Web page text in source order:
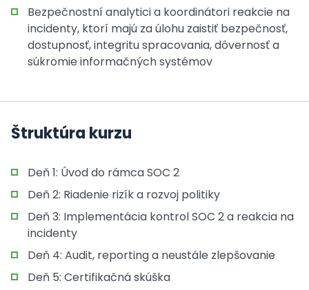
Bezpečnostní analytici a koordinátori reakcie na
incidenty, ktorí majú za úlohu zaistiť bezpečnosť,
dostupnosť, integritu spracovania, dôvernosť a
súkromie informačných systémov
Štruktúra kurzu
Deň 1: Úvod do rámca SOC 2
Deň 2: Riadenie rizík a rozvoj politiky
Deň 3: Implementácia kontrol SOC 2 a reakcia na
incidenty
Deň 4: Audit, reporting a neustále zlepšovanie
Deň 5: Certifikačná skúška